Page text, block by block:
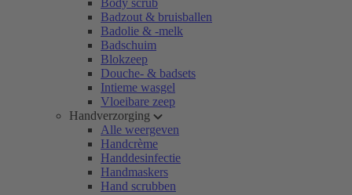
Body scrub
Badzout & bruisballen
Badolie & -melk
Badschuim
Blokzeep
Douche- & badsets
Intieme wasgel
Vloeibare zeep
Handverzorging
Alle weergeven
Handcrème
Handdesinfectie
Handmaskers
Hand scrubben